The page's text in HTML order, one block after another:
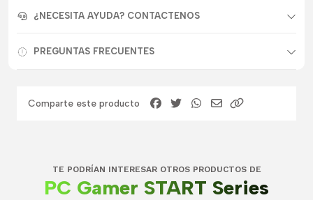
¿NECESITA AYUDA? CONTACTENOS
PREGUNTAS FRECUENTES
Comparte este producto
TE PODRÍAN INTERESAR OTROS PRODUCTOS DE
PC Gamer START Series